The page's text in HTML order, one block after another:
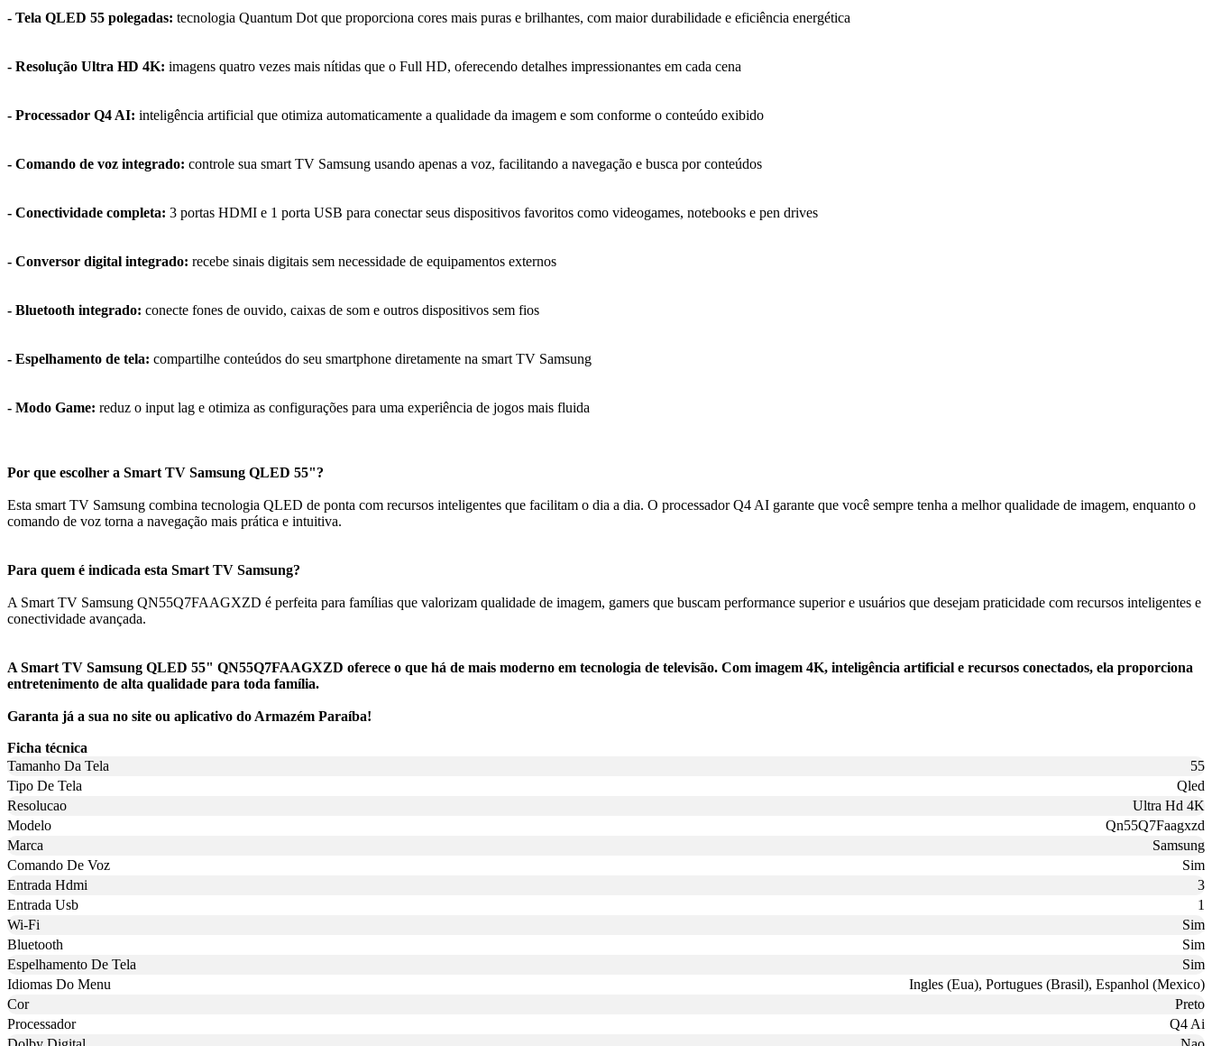
- Tela QLED 55 polegadas: tecnologia Quantum Dot que proporciona cores mais puras e brilhantes, com maior durabilidade e eficiência energética
- Resolução Ultra HD 4K: imagens quatro vezes mais nítidas que o Full HD, oferecendo detalhes impressionantes em cada cena
- Processador Q4 AI: inteligência artificial que otimiza automaticamente a qualidade da imagem e som conforme o conteúdo exibido
- Comando de voz integrado: controle sua smart TV Samsung usando apenas a voz, facilitando a navegação e busca por conteúdos
- Conectividade completa: 3 portas HDMI e 1 porta USB para conectar seus dispositivos favoritos como videogames, notebooks e pen drives
- Conversor digital integrado: recebe sinais digitais sem necessidade de equipamentos externos
- Bluetooth integrado: conecte fones de ouvido, caixas de som e outros dispositivos sem fios
- Espelhamento de tela: compartilhe conteúdos do seu smartphone diretamente na smart TV Samsung
- Modo Game: reduz o input lag e otimiza as configurações para uma experiência de jogos mais fluida
Por que escolher a Smart TV Samsung QLED 55"?
Esta smart TV Samsung combina tecnologia QLED de ponta com recursos inteligentes que facilitam o dia a dia. O processador Q4 AI garante que você sempre tenha a melhor qualidade de imagem, enquanto o
comando de voz torna a navegação mais prática e intuitiva.
Para quem é indicada esta Smart TV Samsung?
A Smart TV Samsung QN55Q7FAAGXZD é perfeita para famílias que valorizam qualidade de imagem, gamers que buscam performance superior e usuários que desejam praticidade com recursos inteligentes e
conectividade avançada.
A Smart TV Samsung QLED 55" QN55Q7FAAGXZD oferece o que há de mais moderno em tecnologia de televisão. Com imagem 4K, inteligência artificial e recursos conectados, ela proporciona
entretenimento de alta qualidade para toda família.
Garanta já a sua no site ou aplicativo do Armazém Paraíba!
Ficha técnica
Tamanho Da Tela
55
Tipo De Tela
Qled
Resolucao
Ultra Hd 4K
Modelo
Qn55Q7Faagxzd
Marca
Samsung
Comando De Voz
Sim
Entrada Hdmi
3
Entrada Usb
1
Wi-Fi
Sim
Bluetooth
Sim
Espelhamento De Tela
Sim
Idiomas Do Menu
Ingles (Eua), Portugues (Brasil), Espanhol (Mexico)
Cor
Preto
Processador
Q4 Ai